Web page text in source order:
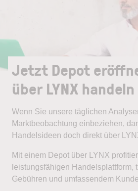
Jetzt Depot
über LYNX handeln
Wenn Sie unsere täglichen
Marktbeobachtung einbeziehen,
Handelsideen doch direkt über
Mit einem Depot über LYNX
leistungsfähigen Handelsplattform,
Gebühren und umfassendem